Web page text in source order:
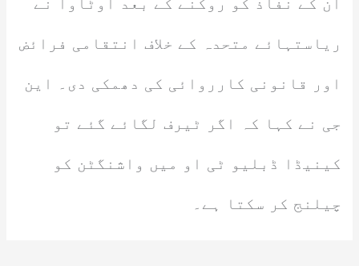
ریاستہائے متحدہ کے خلاف انتقامی فرائض
اور قانونی کارروائی کی دھمکی دی۔ این
جی نے کہا کہ اگر ٹیرف لگائے گئے تو
کینیڈا ڈبلیو ٹی او میں واشنگٹن کو
چیلنج کر سکتا ہے۔